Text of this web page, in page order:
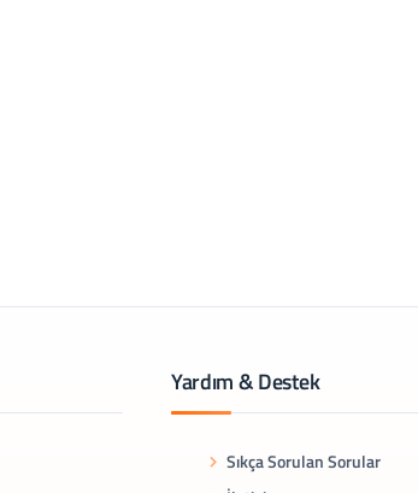
Yardım & Destek
Sıkça Sorulan Sorular